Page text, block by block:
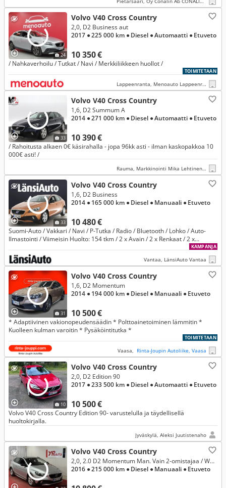
24
Volvo V40 Cross Country
10 350 €
2,0, D2 Business aut
2017 ● 225 000 km ● Diesel ● Automaatti ● Etuveto
/ Nahkaverhoilu / Tutkat / Navi / Merkkiliikkeen huollot /
TOIMITETAAN
Lappeenranta, Menoauto Lappeenranta
33
Volvo V40 Cross Country
10 390 €
1,6, D2 Summum A
2014 ● 271 000 km ● Diesel ● Automaatti ● Etuveto
/ Rahoitusta alkaen 0€ käsirahalla - jopa 96kk asti - ilman kaskopakkoa 10
000€ asti! /
Rauma, Markkinointi Mika Lehtinen Oy
33
Volvo V40 Cross Country
10 480 €
1,6, D2 Business
2014 ● 165 000 km ● Diesel ● Manuaali ● Etuveto
Suomi-Auto / Vakkari / Navi / P-Tutka / Radio / Bluetooth / Lohko / Auto-
Ilmastointi / Viimeisin Huolto: 154 tkm / 2 x Avain / 2 x Renkaat / 2 x
KAMPANJA
Vantaa, LänsiAuto Vantaa
31
Volvo V40 Cross Country
10 500 €
1,6, D2 Momentum
2014 ● 194 000 km ● Diesel ● Manuaali ● Etuveto
* Adaptiivinen vakionopeudensäädin * Polttoainetoiminen lämmitin *
Kuolleen kulman varoitin * Pysäköintitutka *
TOIMITETAAN
Vaasa, Rinta-Joupin Autoliike, Vaasa
10
Volvo V40 Cross Country
10 500 €
2,0, D2 Edition 90
2017 ● 233 500 km ● Diesel ● Automaatti ● Etuveto
Volvo V40 Cross Country Edition 90- varustelulla ja täydellisellä
huoltokirjalla.
Jyväskylä, Aleksi Juutistenaho
Volvo V40 Cross Country
2,0, 2.0 D2 Momentum Man. Vain 2-omistajaa / Webasto / Cruise / Tutka / City Safety / Bluetooth / Aux / 2 x 16" alut
2016 ● 215 000 km ● Diesel ● Manuaali ● Etuveto